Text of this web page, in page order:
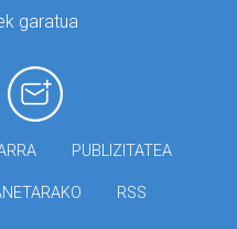
garatua
PUBLIZITATEA
RSS